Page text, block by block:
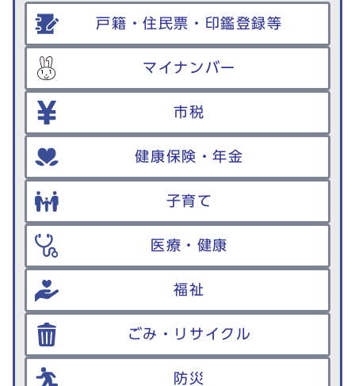
戸籍・住民票・印鑑登録等
マイナンバー
市税
健康保険・年金
子育て
医療・健康
福祉
ごみ・リサイクル
防災